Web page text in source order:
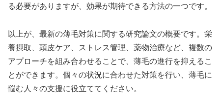
る必要がありますが、効果が期待できる方法の一つです。
以上が、最新の薄毛対策に関する研究論文の概要です。栄
養摂取、頭皮ケア、ストレス管理、薬物治療など、複数の
アプローチを組み合わせることで、薄毛の進行を抑えるこ
とができます。個々の状況に合わせた対策を行い、薄毛に
悩む人々の支援に役立ててください。